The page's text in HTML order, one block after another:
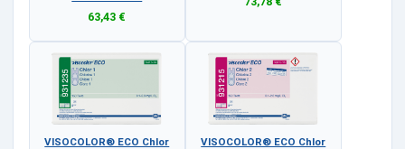
63,43 €
VISOCOLOR® ECO Chlor
VISOCOLOR® ECO Chlor